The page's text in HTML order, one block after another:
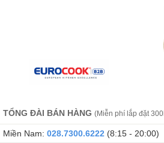
TỔNG ĐÀI BÁN HÀNG (Miễn phí lắp đặt
Miền Nam: 028.7300.6222 (8:15 - 20:00)